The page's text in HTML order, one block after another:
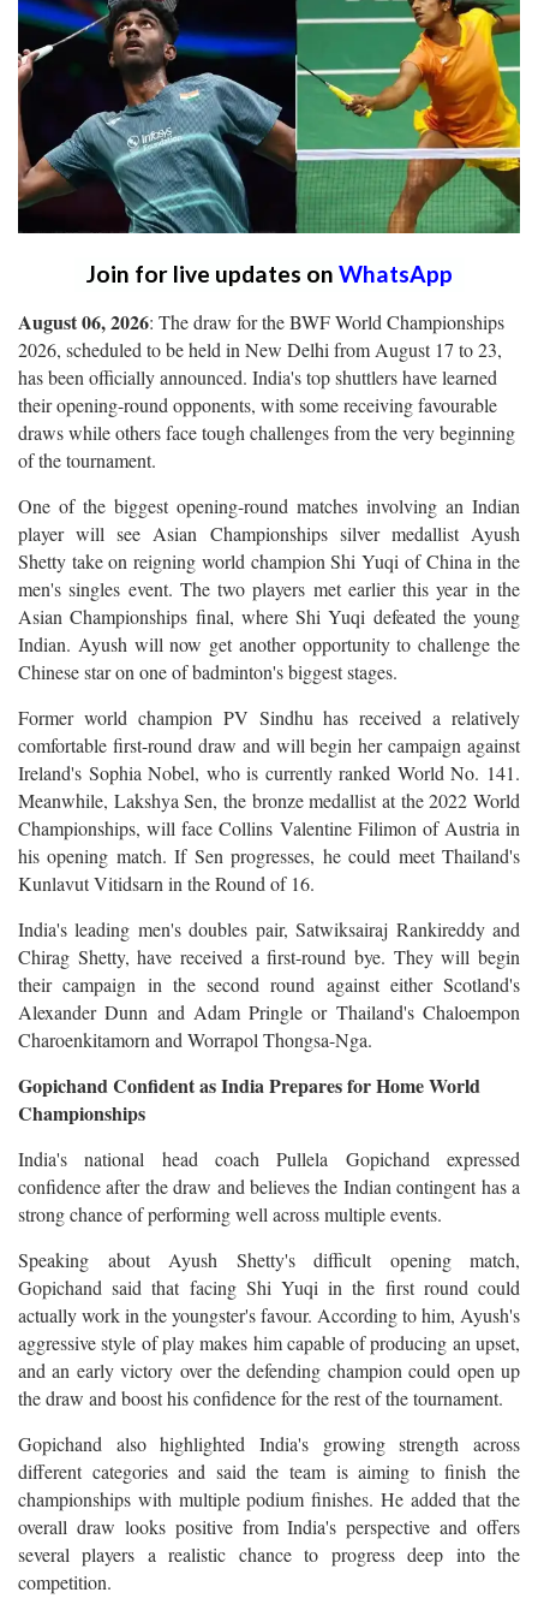
Join for live updates on WhatsApp
August 06, 2026: The draw for the BWF World Championships
2026, scheduled to be held in New Delhi from August 17 to 23,
has been officially announced. India's top shuttlers have learned
their opening-round opponents, with some receiving favourable
draws while others face tough challenges from the very beginning
of the tournament.
One of the biggest opening-round matches involving an Indian
player will see Asian Championships silver medallist Ayush
Shetty take on reigning world champion Shi Yuqi of China in the
men's singles event. The two players met earlier this year in the
Asian Championships final, where Shi Yuqi defeated the young
Indian. Ayush will now get another opportunity to challenge the
Chinese star on one of badminton's biggest stages.
Former world champion PV Sindhu has received a relatively
comfortable first-round draw and will begin her campaign against
Ireland's Sophia Nobel, who is currently ranked World No. 141.
Meanwhile, Lakshya Sen, the bronze medallist at the 2022 World
Championships, will face Collins Valentine Filimon of Austria in
his opening match. If Sen progresses, he could meet Thailand's
Kunlavut Vitidsarn in the Round of 16.
India's leading men's doubles pair, Satwiksairaj Rankireddy and
Chirag Shetty, have received a first-round bye. They will begin
their campaign in the second round against either Scotland's
Alexander Dunn and Adam Pringle or Thailand's Chaloempon
Charoenkitamorn and Worrapol Thongsa-Nga.
Gopichand Confident as India Prepares for Home World
Championships
India's national head coach Pullela Gopichand expressed
confidence after the draw and believes the Indian contingent has a
strong chance of performing well across multiple events.
Speaking about Ayush Shetty's difficult opening match,
Gopichand said that facing Shi Yuqi in the first round could
actually work in the youngster's favour. According to him, Ayush's
aggressive style of play makes him capable of producing an upset,
and an early victory over the defending champion could open up
the draw and boost his confidence for the rest of the tournament.
Gopichand also highlighted India's growing strength across
different categories and said the team is aiming to finish the
championships with multiple podium finishes. He added that the
overall draw looks positive from India's perspective and offers
several players a realistic chance to progress deep into the
competition.